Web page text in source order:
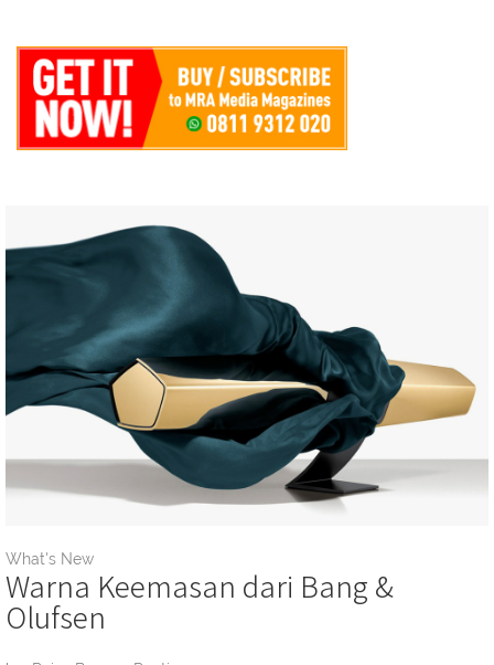
What's New
Warna Keemasan dari Bang &
Olufsen